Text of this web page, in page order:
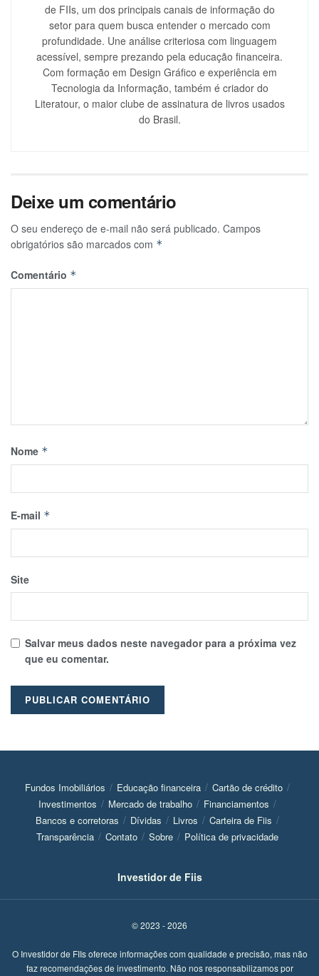
de FIIs, um dos principais canais de informação do
setor para quem busca entender o mercado com
profundidade. Une análise criteriosa com linguagem
acessível, sempre prezando pela educação financeira.
Com formação em Design Gráfico e experiência em
Tecnologia da Informação, também é criador do
Literatour, o maior clube de assinatura de livros usados
do Brasil.
Deixe um comentário
O seu endereço de e-mail não será publicado. Campos
obrigatórios são marcados com *
Comentário *
Nome *
E-mail *
Site
Salvar meus dados neste navegador para a próxima vez
que eu comentar.
Fundos Imobiliários Educação financeira
Cartão de crédito
Investimentos
Mercado de trabalho
Financiamentos
Bancos e corretoras
Dívidas Livros
Carteira de Fiis
Transparência
Contato Sobre Política de privacidade
Investidor de Fiis
© 2023 - 2026
O Investidor de FIIs oferece informações com qualidade e precisão, mas não
faz recomendações de investimento. Não nos responsabilizamos por